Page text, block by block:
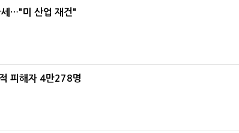
…"미 산업 재건"
피해자 4만278명